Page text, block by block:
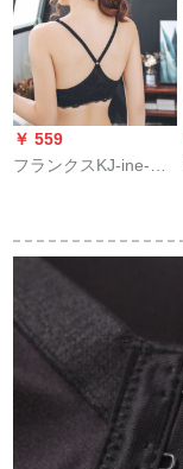
￥ 559
フランクスKJ-ine-女
セバスバース女子通
气性がないブラ-収副
乳美背ブス70 A=32
A(Sサズショーツ)を
配合します。